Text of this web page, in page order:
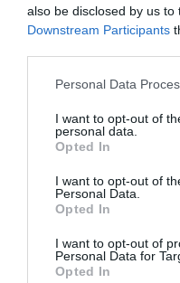
also be disclosed by us to
Downstream Participants
Please note that this
not limited to your visit or
grant or deny consent to
use your data for below
consent section.
Personal Data
I want to opt-out of
personal data.
Opted In
I want to opt-out of
Personal Data.
Opted In
I want to opt-out of
Personal Data for
Opted In
Korábbi bejegyzések
HASONLÓ